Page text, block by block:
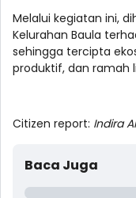
Melalui kegiatan ini,
Kelurahan Baula
sehingga tercipta
produktif, dan ramah
Citizen report: Indira
Baca Juga